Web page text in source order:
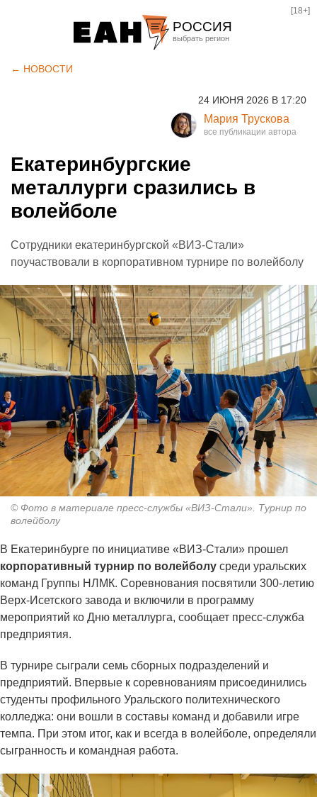
РОССИЯ
Курган
Оренбург
[18+]
← НОВОСТИ
24 ИЮНЯ 2026 В 17:20
Мария Трускова
Екатеринбургские
металлурги сразились в
волейболе
Сотрудники екатеринбургской «ВИЗ-Стали»
поучаствовали в корпоративном турнире по волейболу
© Фото в материале пресс-службы «ВИЗ-Стали». Турнир по
волейболу
В Екатеринбурге по инициативе «ВИЗ-Стали» прошел
корпоративный турнир по волейболу среди уральских
команд Группы НЛМК. Соревнования посвятили 300-летию
Верх-Исетского завода и включили в программу
мероприятий ко Дню металлурга, сообщает пресс-служба
предприятия.
В турнире сыграли семь сборных подразделений и
предприятий. Впервые к соревнованиям присоединились
студенты профильного Уральского политехнического
колледжа: они вошли в составы команд и добавили игре
темпа. При этом итог, как и всегда в волейболе, определяли
сыгранность и командная работа.